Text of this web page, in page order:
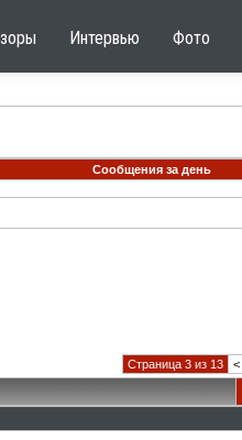
Интервью Фото
Сообщения за день
Страница 3 из 13 <